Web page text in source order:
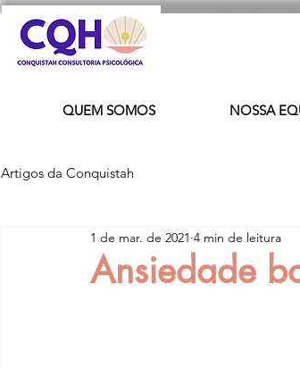
QUEM SOMOS NOSSA
Artigos da Conquistah
Ansiedade
1 de mar. de 2021 4 min de leitura